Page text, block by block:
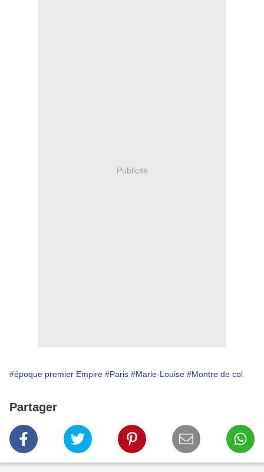
Publicité
#époque premier Empire #Paris #Marie-Louise #Montre de col
Partager